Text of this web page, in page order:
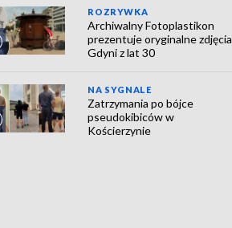
ROZRYWKA
Archiwalny Fotoplastikon
prezentuje oryginalne zdjęcia
Gdyni z lat 30
NA SYGNALE
Zatrzymania po bójce
pseudokibiców w
Kościerzynie